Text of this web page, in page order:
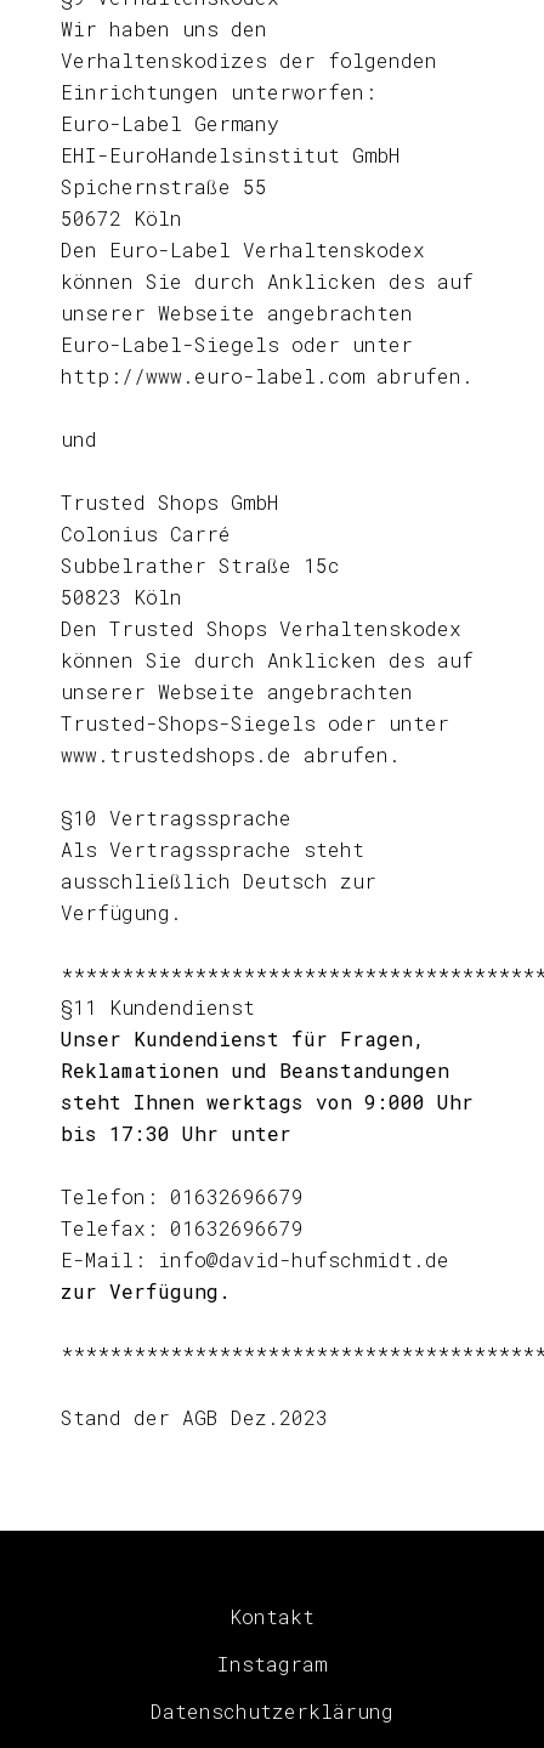
Wir haben uns den
Verhaltenskodizes der folgenden
Einrichtungen unterworfen:
Euro-Label Germany
EHI-EuroHandelsinstitut GmbH
Spichernstraße 55
50672 Köln
Den Euro-Label Verhaltenskodex
können Sie durch Anklicken des auf
unserer Webseite angebrachten
Euro-Label-Siegels oder unter
http://www.euro-label.com abrufen.
und
Trusted Shops GmbH
Colonius Carré
Subbelrather Straße 15c
50823 Köln
Den Trusted Shops Verhaltenskodex
können Sie durch Anklicken des auf
unserer Webseite angebrachten
Trusted-Shops-Siegels oder unter
www.trustedshops.de abrufen.
§10 Vertragssprache
Als Vertragssprache steht
ausschließlich Deutsch zur
Verfügung.
§11 Kundendienst
Unser Kundendienst für Fragen,
Reklamationen und Beanstandungen
steht Ihnen werktags von 9:000 Uhr
bis 17:30 Uhr unter
Telefon: 01632696679
Telefax: 01632696679
E-Mail: info@david-hufschmidt.de
zur Verfügung.
Stand der AGB Dez.2023
Kontakt
Instagram
Datenschutzerklärung